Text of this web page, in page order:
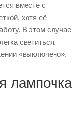
вместе с
хотя её
В этом случае
светиться,
«выключено».
лампочка